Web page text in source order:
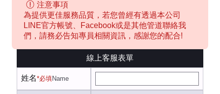
注意事項
為提供更佳服務品質，若您曾經有透過本公司
LINE官方帳號、Facebook或是其他管道聯絡我
們，請務必告知專員相關資訊，感謝您的配合!
線上客服表單
姓名*必填Name